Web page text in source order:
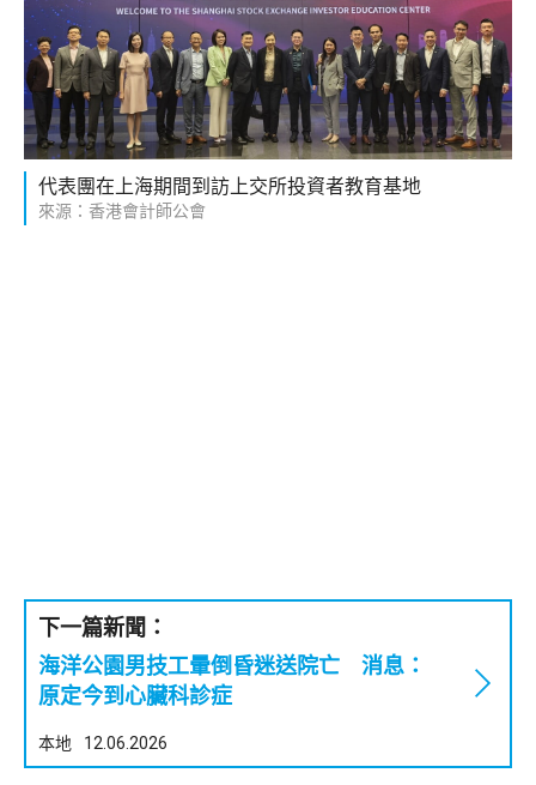
代表團在上海期間到訪上交所投資者教育基地
來源：香港會計師公會
下一篇新聞：
海洋公園男技工暈倒昏迷送院亡 消息：
原定今到心臟科診症
本地 12.06.2026